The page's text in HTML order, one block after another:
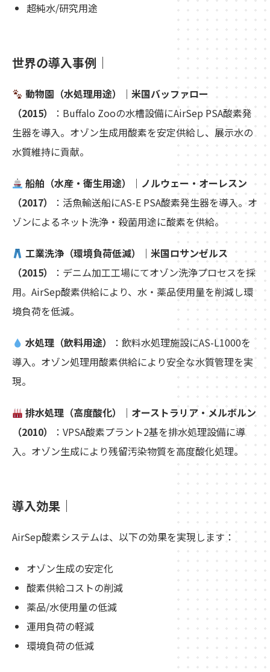
超純水/研究用途
世界の導入事例｜
動物園（水処理用途）｜米国バッファロー
（2015）
：Buffalo Zooの水槽設備にAirSep PSA酸素発
生器を導入。オゾン生成用酸素を安定供給し、展示水の
水質維持に貢献。
船舶（水産・衛生用途）｜ノルウェー・オーレスン
（2017）
：活魚輸送船にAS-E PSA酸素発生器を導入。オ
ゾンによるネット洗浄・殺菌用途に酸素を供給。
工業洗浄（環境負荷低減）｜米国ロサンゼルス
（2015）
：デニム加工工場にてオゾン洗浄プロセスを採
用。AirSep酸素供給により、水・薬品使用量を削減し環
境負荷を低減。
水処理（飲料用途）
：飲料水処理施設にAS-L1000を
導入。オゾン処理用酸素供給により安全な水質管理を実
現。
排水処理（高度酸化）｜オーストラリア・メルボルン
（2010）
：VPSA酸素プラント2基を排水処理設備に導
入。オゾン生成により残留汚染物質を高度酸化処理。
導入効果｜
AirSep酸素システムは、以下の効果を実現します：
オゾン生成の安定化
酸素供給コストの削減
薬品/水使用量の低減
運用負荷の軽減
環境負荷の低減